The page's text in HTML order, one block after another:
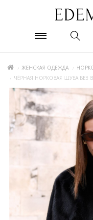
ЖЕНСКАЯ ОДЕЖДА
ЧЁРНАЯ НОРКОВАЯ ШУБА БЕЗ